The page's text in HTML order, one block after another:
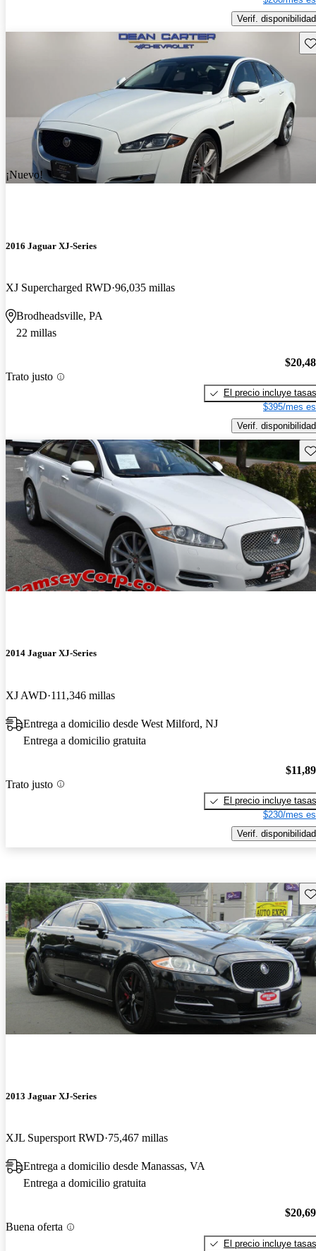
Verif. disponibilidad
¡Nuevo!
2016 Jaguar XJ-Series
XJ Supercharged RWD 96,035 millas
Brodheadsville, PA
22 millas
Trato justo
El precio incluye tasas
$395/mes
Verif. disponibilidad
2014 Jaguar XJ-Series
XJ AWD 111,346 millas
Entrega a domicilio desde West Milford, NJ
Entrega a domicilio gratuita
Trato justo
El precio incluye tasas
$230/mes
Verif. disponibilidad
2013 Jaguar XJ-Series
XJL Supersport RWD 75,467 millas
Entrega a domicilio desde Manassas, VA
Entrega a domicilio gratuita
Buena oferta
El precio incluye tasas